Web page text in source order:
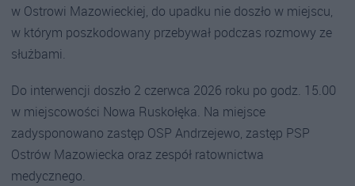
w Ostrowi Mazowieckiej, do upadku nie doszło w miejscu,
w którym poszkodowany przebywał podczas rozmowy ze
służbami.
Do interwencji doszło 2 czerwca 2026 roku po godz. 15.00
w miejscowości Nowa Ruskołęka. Na miejsce
zadysponowano zastęp OSP Andrzejewo, zastęp PSP
Ostrów Mazowiecka oraz zespół ratownictwa
medycznego.